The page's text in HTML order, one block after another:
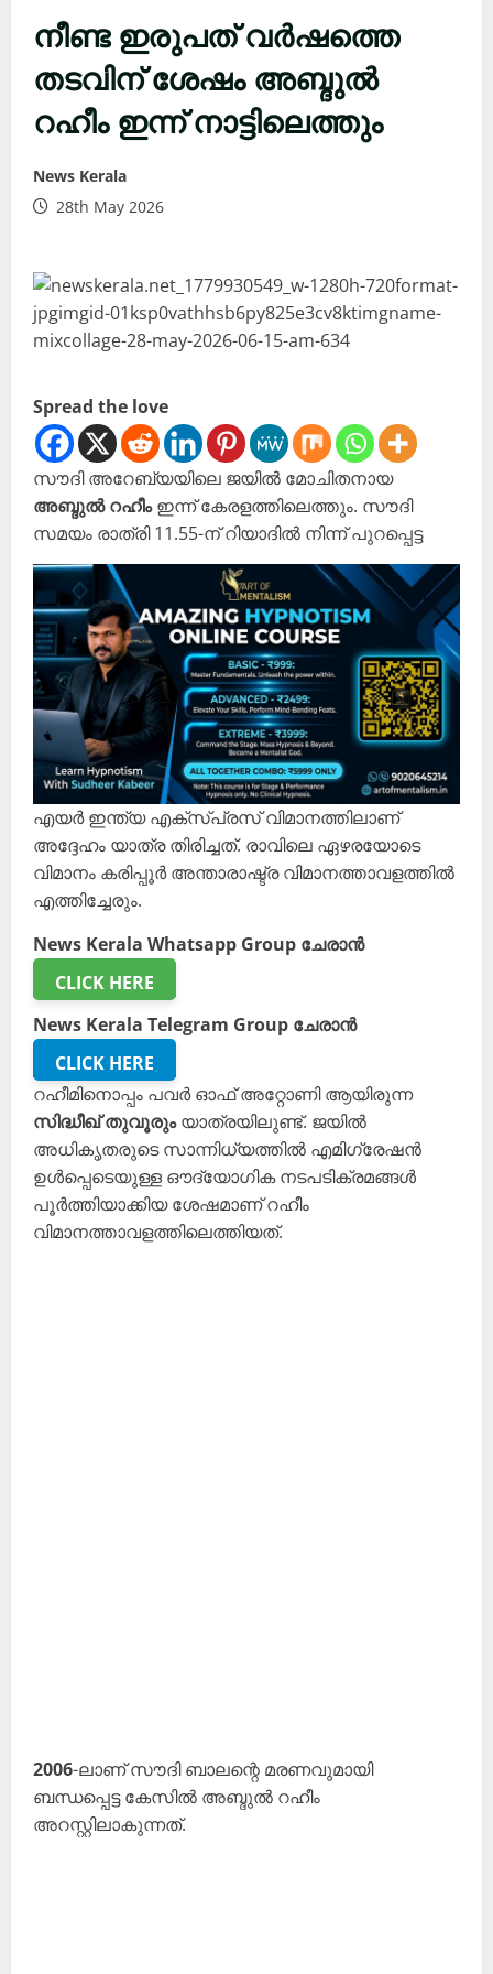
നീണ്ട ഇരുപത് വർഷത്തെ
തടവിന് ശേഷം അബ്ദുൽ
റഹീം ഇന്ന് നാട്ടിലെത്തും
News Kerala
28th May 2026
Spread the love
സൗദി അറേബ്യയിലെ ജയിൽ മോചിതനായ
അബ്ദുൽ റഹീംഇന്ന് കേരളത്തിലെത്തും. സൗദി
സമയം രാത്രി 11.55-ന് റിയാദിൽ നിന്ന് പുറപ്പെട്ട
എയർ ഇന്ത്യ എക്സ്പ്രസ് വിമാനത്തിലാണ്
അദ്ദേഹം യാത്ര തിരിച്ചത്. രാവിലെ ഏഴരയോടെ
വിമാനം കരിപ്പൂർ അന്താരാഷ്ട്ര വിമാനത്താവളത്തിൽ
എത്തിച്ചേരും.
News Kerala Whatsapp Group ചേരാൻ
CLICK HERE
News Kerala Telegram Group ചേരാൻ
CLICK HERE
റഹീമിനൊപ്പം പവർ ഓഫ് അറ്റോണി ആയിരുന്ന
സിദ്ധീഖ് തുവൂരുംയാത്രയിലുണ്ട്. ജയിൽ
അധികൃതരുടെ സാന്നിധ്യത്തിൽ എമിഗ്രേഷൻ
ഉൾപ്പെടെയുള്ള ഔദ്യോഗിക നടപടിക്രമങ്ങൾ
പൂർത്തിയാക്കിയ ശേഷമാണ് റഹീം
വിമാനത്താവളത്തിലെത്തിയത്.
2006-ലാണ് സൗദി ബാലന്റെ മരണവുമായി
ബന്ധപ്പെട്ട കേസിൽ അബ്ദുൽ റഹീം
അറസ്റ്റിലാകുന്നത്.